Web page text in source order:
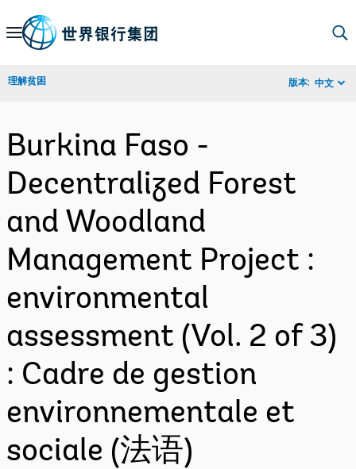
Skip
Navigation
理解贫困 版本: 中文
Burkina Faso -
Decentralized Forest
and Woodland
Management Project :
environmental
assessment (Vol. 2 of 3)
: Cadre de gestion
environnementale et
sociale (法语)